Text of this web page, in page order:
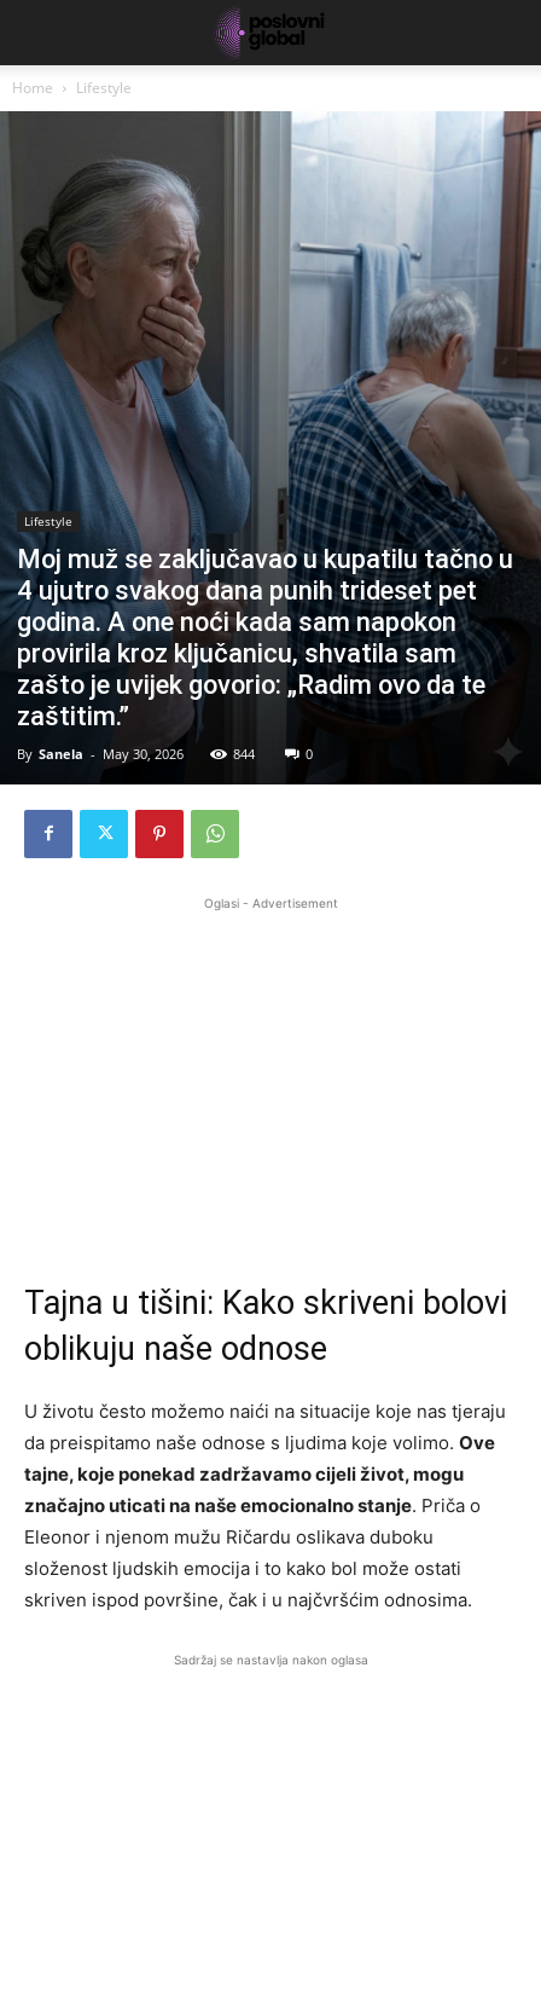
Home Lifestyle
Lifestyle
Moj muž se zaključavao u kupatilu tačno u
4 ujutro svakog dana punih trideset pet
godina. A one noći kada sam napokon
provirila kroz ključanicu, shvatila sam
zašto je uvijek govorio: „Radim ovo da te
zaštitim.”
By Sanela - May 30, 2026 844 0
Oglasi - Advertisement
Tajna u tišini: Kako skriveni bolovi
oblikuju naše odnose
U životu često možemo naići na situacije koje nas tjeraju
da preispitamo naše odnose s ljudima koje volimo. Ove
tajne, koje ponekad zadržavamo cijeli život, mogu
značajno uticati na naše emocionalno stanje. Priča o
Eleonor i njenom mužu Ričardu oslikava duboku
složenost ljudskih emocija i to kako bol može ostati
skriven ispod površine, čak i u najčvršćim odnosima.
Sadržaj se nastavlja nakon oglasa